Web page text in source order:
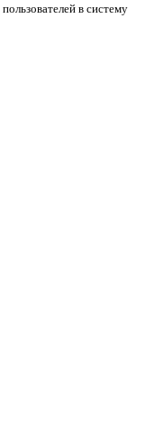
пользователей в систему